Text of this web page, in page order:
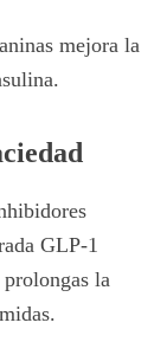
mejora la
GLP-1
la